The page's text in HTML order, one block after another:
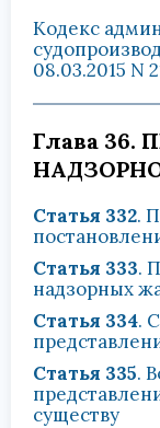
Кодекс
08.03.2015 N
Глава 36.
Статья 332.
Статья 333.
надзорных
Статья 334.
Статья 335.
существу